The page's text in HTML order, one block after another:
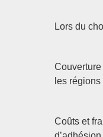
Lors du
les
Coûts et